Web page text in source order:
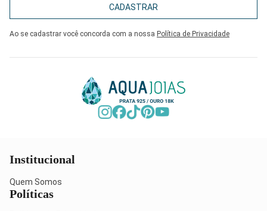
CADASTRAR
Ao se cadastrar você concorda com a nossa Política de Privacidade
Institucional
Quem Somos
Políticas